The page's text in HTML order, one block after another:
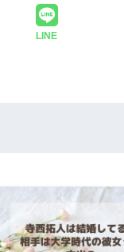
LINE